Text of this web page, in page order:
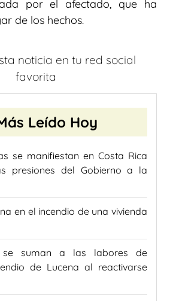
por el afectado, que ha
de los hechos.
noticia en tu red social
favorita
Leído Hoy
se manifiestan en Costa Rica
presiones del Gobierno a la
en el incendio de una vivienda
se suman a las labores de
de Lucena al reactivarse